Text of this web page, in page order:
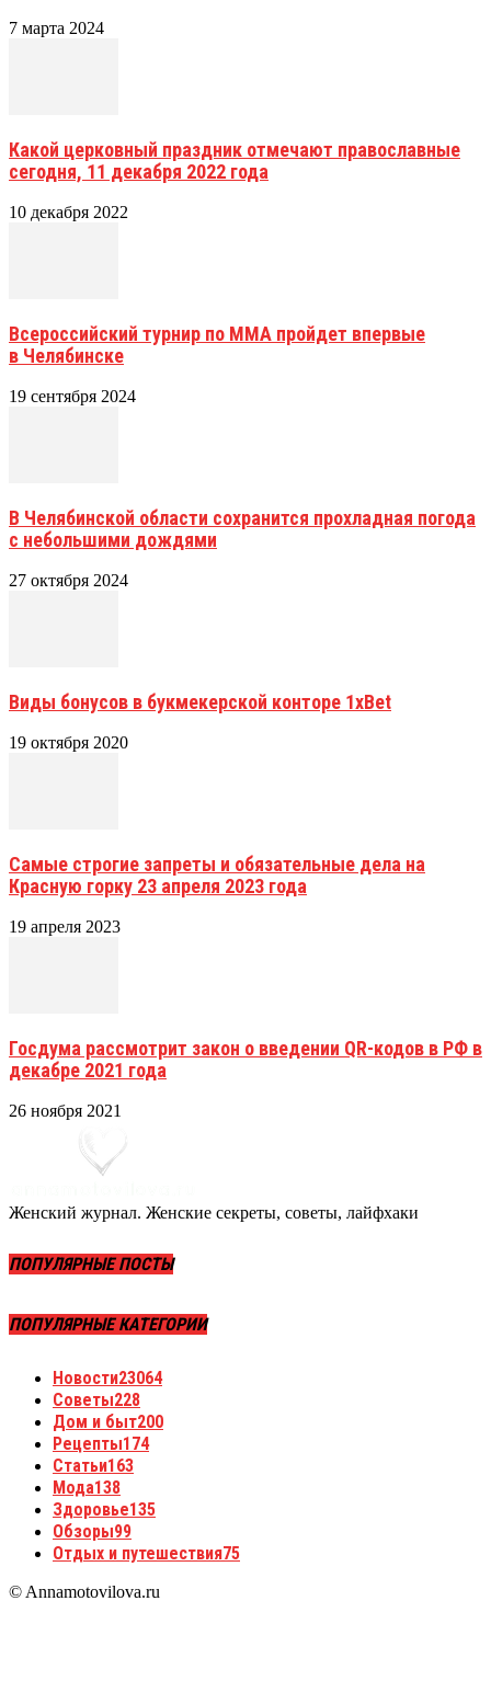
7 марта 2024
Какой церковный праздник отмечают православные
сегодня, 11 декабря 2022 года
10 декабря 2022
Всероссийский турнир по ММА пройдет впервые
в Челябинске
19 сентября 2024
В Челябинской области сохранится прохладная погода
с небольшими дождями
27 октября 2024
Виды бонусов в букмекерской конторе 1xBet
19 октября 2020
Самые строгие запреты и обязательные дела на
Красную горку 23 апреля 2023 года
19 апреля 2023
Госдума рассмотрит закон о введении QR-кодов в РФ в
декабре 2021 года
26 ноября 2021
Женский журнал. Женские секреты, советы, лайфхаки
ПОПУЛЯРНЫЕ ПОСТЫ
ПОПУЛЯРНЫЕ КАТЕГОРИИ
Новости23064
Советы228
Дом и быт200
Рецепты174
Статьи163
Мода138
Здоровье135
Обзоры99
Отдых и путешествия75
© Annamotovilova.ru